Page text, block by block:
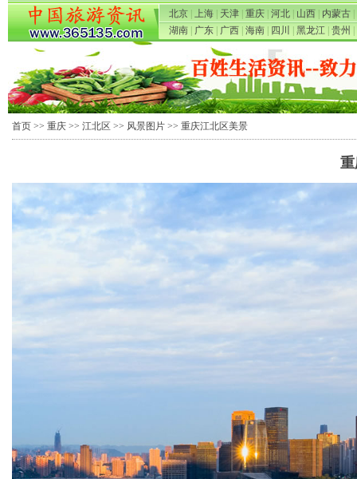
北京 上海 天津 重庆 河北 山西 内蒙古
湖南
广东 广西 海南 四川 黑龙江 贵州
首页 >> 重庆 >> 江北区 >> 风景图片 >> 重庆江北区美景